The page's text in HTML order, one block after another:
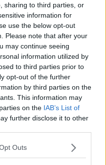
sharing to third parties, or
information for
use the below opt-out
Please note that after your
may continue seeing
information utilized by
to third parties prior to
opt-out of the further
by third parties on the
This information may
on the IAB’s List of
further disclose it to other
Outs
—Sono40 i nuovi casidi
24 ore sul territorio
Apuane e Lunigiana dove
le persone positive sono ad
, il che lascia invariata la
virus a 683 in provincia
1, Villafranca in Lunigiana